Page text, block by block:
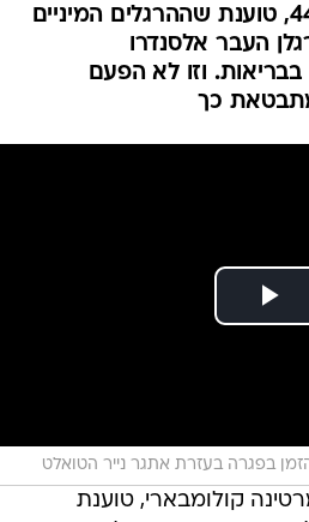
מרטינה קולומבארי, 44, טוענת שההרגלים המיניים
העבר אלסנדרו
וזו לא הפעם
כך
בפגרה בעזרת אתגר נייר הטואלט
קולומבארי, טוענת